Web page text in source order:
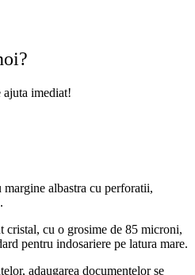
ajuta imediat!
albastra cu perforatii,
cristal, cu o grosime de 85 microni,
pentru indosariere pe latura mare.
adaugarea documentelor se